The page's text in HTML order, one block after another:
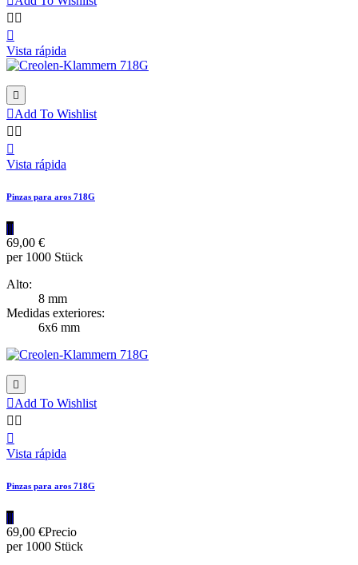
 

Vista rápida

Add To Wishlist
 

Vista rápida
Pinzas para aros 718G
|||
69,00 €
per 1000 Stück
Alto:
8 mm
Medidas exteriores:
6x6 mm

Add To Wishlist
 

Vista rápida
Pinzas para aros 718G
|||
69,00 €Precio
per 1000 Stück